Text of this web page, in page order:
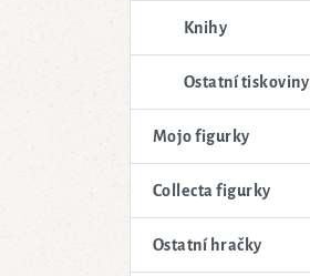
Knihy
Ostatní tiskoviny
Mojo figurky
Collecta figurky
Ostatní hračky